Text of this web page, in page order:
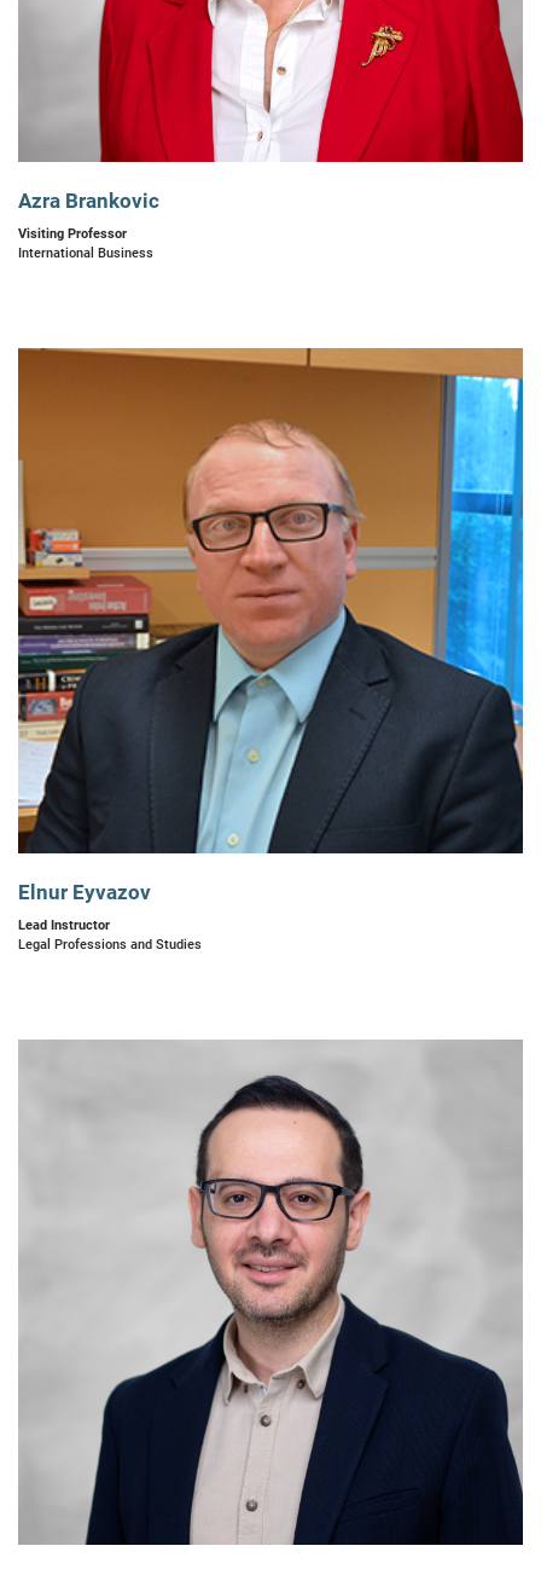
Azra Brankovic
Visiting Professor
International Business
Elnur Eyvazov
Lead Instructor
Legal Professions and Studies